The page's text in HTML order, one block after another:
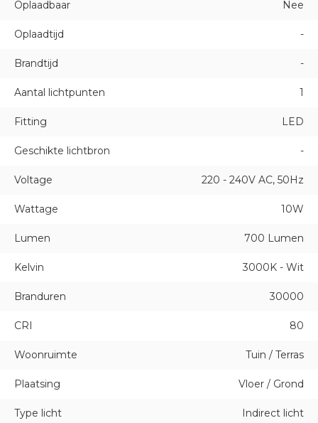
Oplaadbaar Nee
Oplaadtijd -
Brandtijd -
Aantal lichtpunten 1
Fitting LED
Geschikte lichtbron -
Voltage 220 - 240V AC, 50Hz
Wattage 10W
Lumen 700 Lumen
Kelvin 3000K - Wit
Branduren 30000
CRI 80
Woonruimte Tuin / Terras
Plaatsing Vloer / Grond
Type licht Indirect licht